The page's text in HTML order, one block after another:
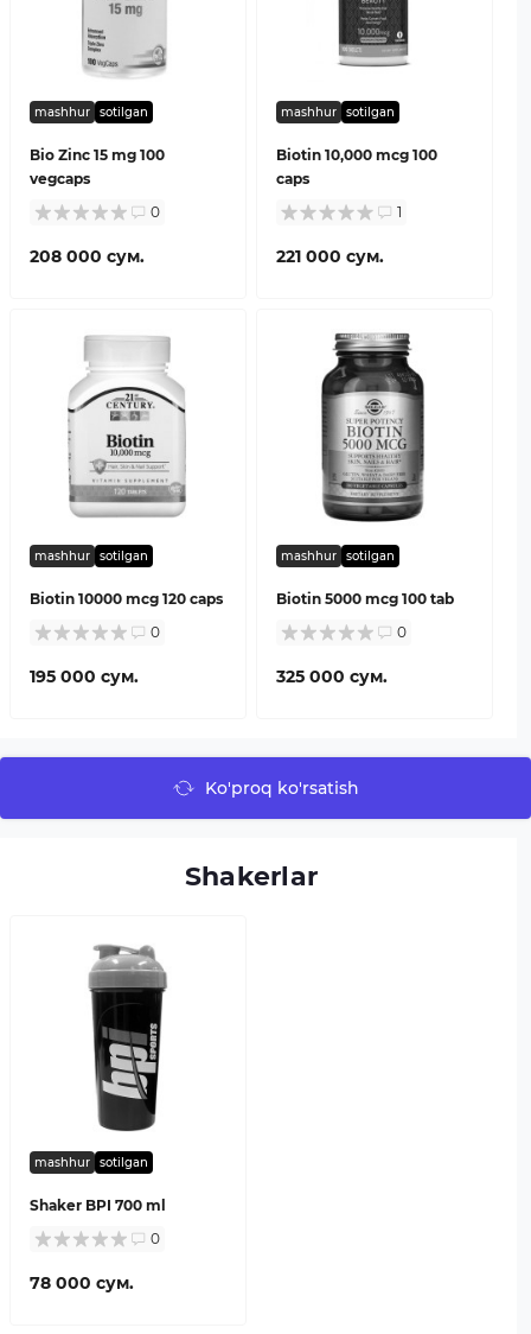
mashhur sotilgan
Bio Zinc 15 mg 100
vegcaps
0
208 000 сум.
mashhur sotilgan
Biotin 10,000 mcg 100
caps
1
221 000 сум.
mashhur sotilgan
Biotin 10000 mcg 120 caps
0
195 000 сум.
mashhur sotilgan
Biotin 5000 mcg 100 tab
0
325 000 сум.
Ko'proq ko'rsatish
Shakerlar
mashhur sotilgan
Shaker BPI 700 ml
0
78 000 сум.